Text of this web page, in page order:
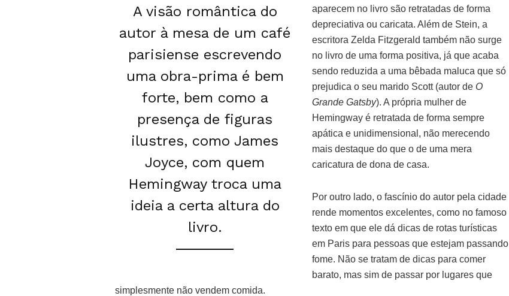
A visão romântica do
autor à mesa de um café
parisiense escrevendo
uma obra-prima é bem
forte, bem como a
presença de figuras
ilustres, como James
Joyce, com quem
Hemingway troca uma
ideia a certa altura do
livro.
aparecem no livro são retratadas de forma
depreciativa ou caricata. Além de Stein, a
escritora Zelda Fitzgerald também não surge
no livro de uma forma positiva, já que acaba
sendo reduzida a uma bêbada maluca que só
prejudica o seu marido Scott (autor de O
Grande Gatsby). A própria mulher de
Hemingway é retratada de forma sempre
apática e unidimensional, não merecendo
mais destaque do que o de uma mera
caricatura de dona de casa.
Por outro lado, o fascínio do autor pela cidade
rende momentos excelentes, como no famoso
texto em que ele dá dicas de rotas turísticas
em Paris para pessoas que estejam passando
fome. Não se tratam de dicas para comer
barato, mas sim de passar por lugares que
simplesmente não vendem comida.